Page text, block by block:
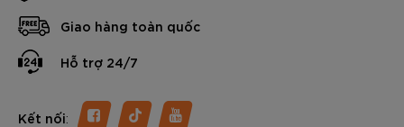
Giao hàng toàn quốc
Hỗ trợ 24/7
Kết nối: